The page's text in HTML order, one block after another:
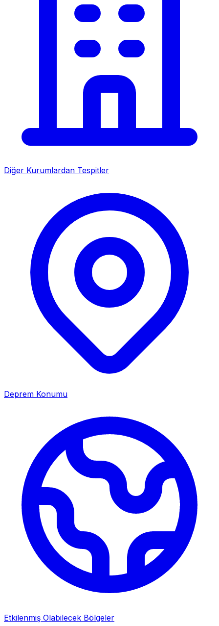
Diğer Kurumlardan Tespitler
Deprem Konumu
Etkilenmiş Olabilecek Bölgeler